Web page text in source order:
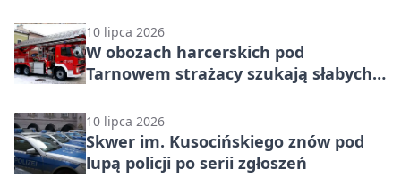
10 lipca 2026
W obozach harcerskich pod
Tarnowem strażacy szukają słabych
10 lipca 2026
Skwer im. Kusocińskiego znów pod
lupą policji po serii zgłoszeń